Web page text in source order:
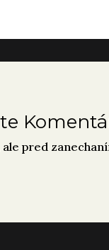
ale pred